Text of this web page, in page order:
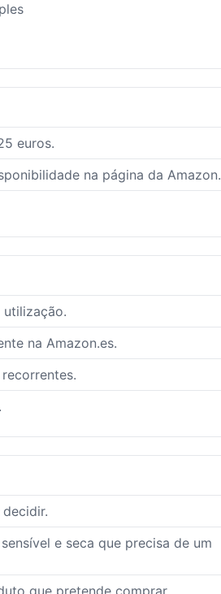
euros.
na página da Amazon.
na Amazon.es.
e seca que precisa de um
que pretende comprar.